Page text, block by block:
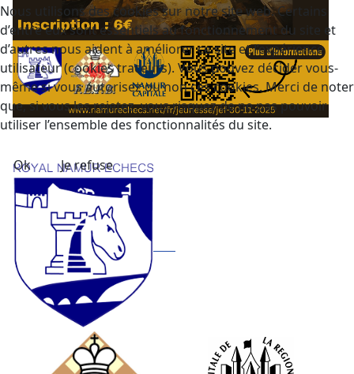
Nous utilisons des cookies sur notre site web. Certains
d’entre eux sont essentiels au fonctionnement du site et
d’autres nous aident à améliorer ce site et l’expérience
utilisateur (cookies traceurs). Vous pouvez décider vous-
même si vous autorisez ou non ces cookies. Merci de noter
que, si vous les rejetez, vous risquez de ne pas pouvoir
utiliser l’ensemble des fonctionnalités du site.
Ok Je refuse